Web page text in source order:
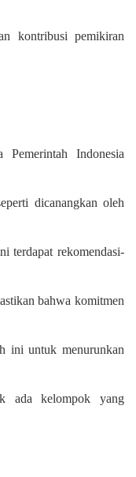
kontribusi pemikiran
Indonesia
dicanangkan oleh
terdapat rekomendasi-
bahwa komitmen
ini untuk menurunkan
ada kelompok yang